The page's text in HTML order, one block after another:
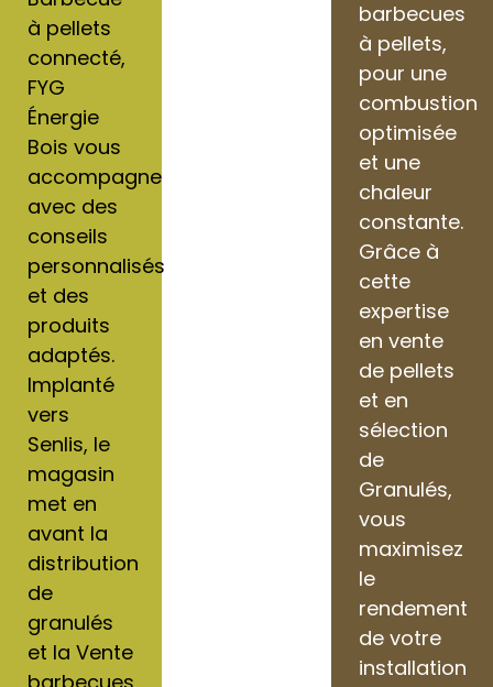
à pellets
connecté,
FYG
Énergie
Bois vous
accompagne
avec des
conseils
personnalisés
et des
produits
adaptés.
Implanté
vers
Senlis, le
magasin
met en
avant la
distribution
de
granulés
et la Vente
barbecues
à pellets,
pour une
combustion
optimisée
et une
chaleur
constante.
Grâce à
cette
expertise
en vente
de pellets
et en
sélection
de
Granulés,
vous
maximisez
le
rendement
de votre
installation